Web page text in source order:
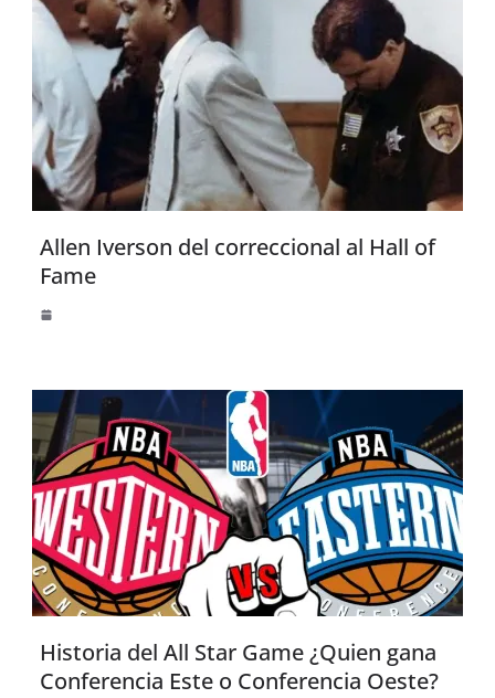
Allen Iverson del correccional al Hall of
Fame
Historia del All Star Game ¿Quien gana
Conferencia Este o Conferencia Oeste?